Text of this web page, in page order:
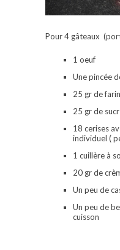
Pour 4 gâteaux
1 oeuf
Une pincée
25 gr de
25 gr de
18 cerises
individuel (
1 cuillère à
20 gr de
Un peu de
Un peu de
cuisson